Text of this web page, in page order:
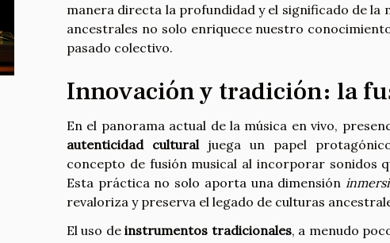
manera directa la profundidad y el significado de la
ancestrales no solo enriquece nuestro
pasado colectivo.
Innovación y tradición: la
En el panorama actual de la música en vivo,
autenticidad culturaljuega un papel
concepto de fusión musical al incorporar sonidos
Esta práctica no solo aporta una dimensión
revaloriza y preserva el legado de culturas
El uso deinstrumentos tradicionales, a menudo